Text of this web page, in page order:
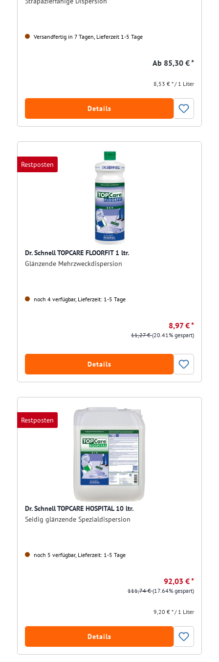
Versandfertig in 7 Tagen, Lieferzeit 1-5 Tage
Ab 85,30 € *
8,53 € * / 1 Liter
Details
Restposten
Dr. Schnell TOPCARE FLOORFIT 1 ltr.
Glänzende Mehrzweckdispersion
noch 4 verfügbar, Lieferzeit: 1-5 Tage
8,97 € *
11,27 €(20.41% gespart)
Details
Restposten
Dr. Schnell TOPCARE HOSPITAL 10 ltr.
Seidig glänzende Spezialdispersion
noch 5 verfügbar, Lieferzeit: 1-5 Tage
92,03 € *
111,74 €(17.64% gespart)
9,20 € * / 1 Liter
Details